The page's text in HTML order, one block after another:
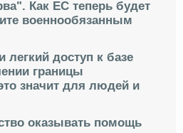
Как ЕС теперь будет
военнообязанным
легкий доступ к базе
границы
значит для людей и
оказывать помощь